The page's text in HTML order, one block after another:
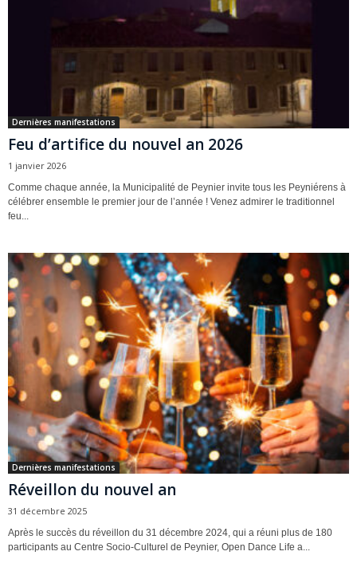
Dernières manifestations
Feu d’artifice du nouvel an 2026
1 janvier 2026
Comme chaque année, la Municipalité de Peynier invite tous les Peyniérens à
célébrer ensemble le premier jour de l’année ! Venez admirer le traditionnel
feu...
Dernières manifestations
Réveillon du nouvel an
31 décembre 2025
Après le succès du réveillon du 31 décembre 2024, qui a réuni plus de 180
participants au Centre Socio-Culturel de Peynier, Open Dance Life a...